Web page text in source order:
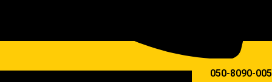
050-